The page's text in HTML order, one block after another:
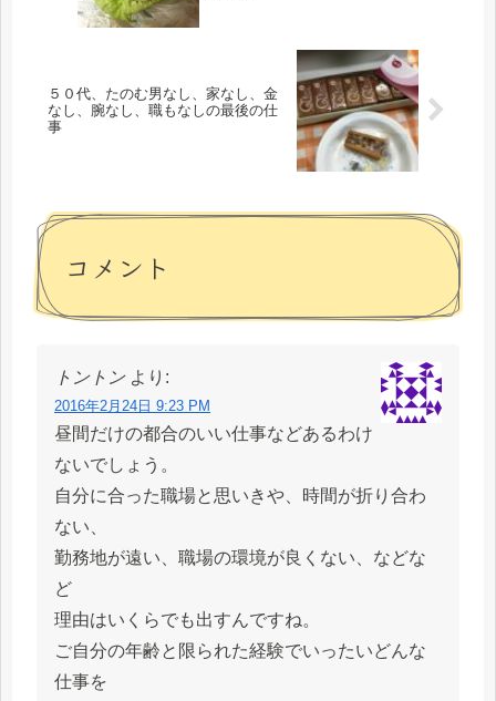
５０代、たのむ男なし、家なし、金
なし、腕なし、職もなしの最後の仕
事
コメント
トントン より:
2016年2月24日 9:23 PM
昼間だけの都合のいい仕事などあるわけ
ないでしょう。
自分に合った職場と思いきや、時間が折り合わ
ない、
勤務地が遠い、職場の環境が良くない、などな
ど
理由はいくらでも出すんですね。
ご自分の年齢と限られた経験でいったいどんな
仕事を